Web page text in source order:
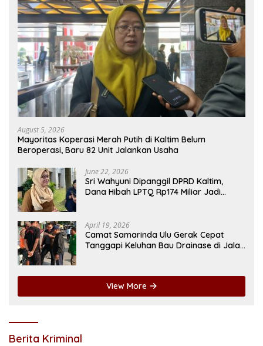
August 5, 2026
Mayoritas Koperasi Merah Putih di Kaltim Belum
Beroperasi, Baru 82 Unit Jalankan Usaha
June 22, 2026
Sri Wahyuni Dipanggil DPRD Kaltim,
Dana Hibah LPTQ Rp174 Miliar Jadi
April 19, 2026
Camat Samarinda Ulu Gerak Cepat
Tanggapi Keluhan Bau Drainase di Jalan
View More
Berita Kriminal